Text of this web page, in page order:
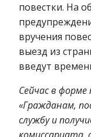
повестки. На
вручения
выезд из
введут
Сейчас в
«Гражданам,
службу и